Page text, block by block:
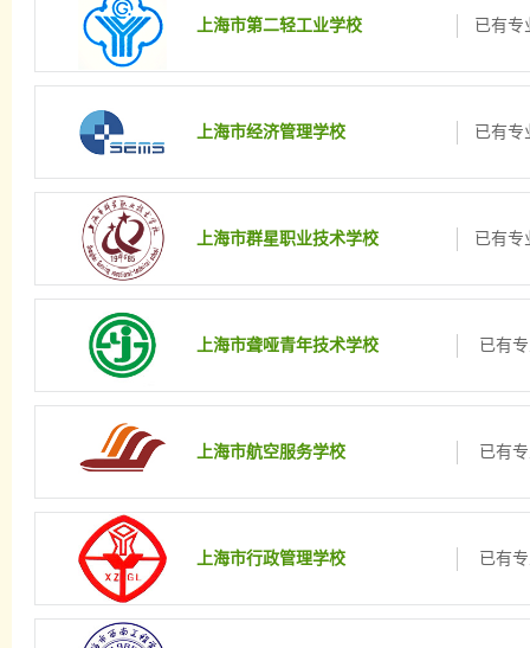
上海市第二轻工业学校 已有专
上海市经济管理学校 已有专
上海市群星职业技术学校 已有专
上海市聋哑青年技术学校 已有
上海市航空服务学校 已有
上海市行政管理学校 已有